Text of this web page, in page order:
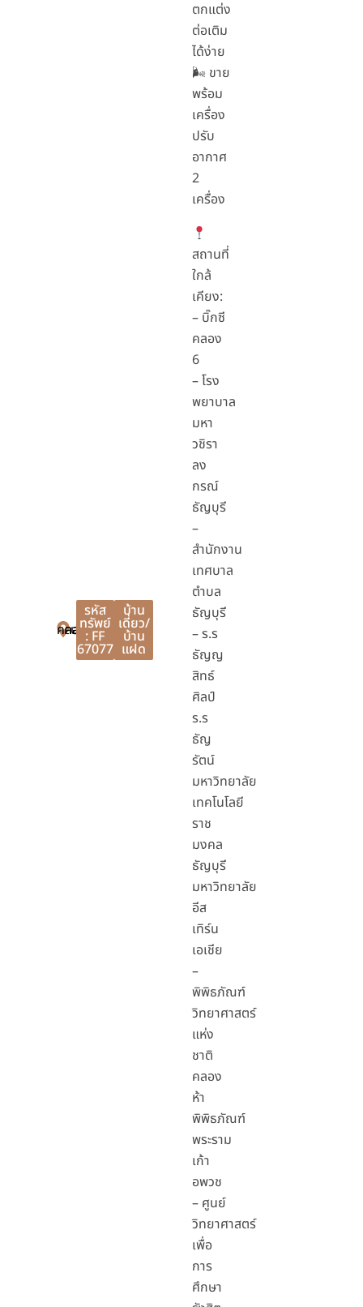
คลองหลวง
คลองหลวง
ปทุมธานี
รหัส
ทรัพย์
: FF
67077
บ้าน
เดี่ยว/
บ้าน
แฝด
ตกแต่ง
ต่อเติม
ได้ง่าย
🌬 ขาย
พร้อม
เครื่อง
ปรับ
อากาศ
2
เครื่อง
สถานที่
ใกล้
เคียง:
– บิ๊กซี
คลอง
6
– โรง
พยาบาล
มหา
วชิรา
ลง
กรณ์
ธัญบุรี
–
สำนักงาน
เทศบาล
ตำบล
ธัญบุรี
– ร.ร
ธัญญ
สิทธ์
ศิลป์
ร.ร
ธัญ
รัตน์
มหาวิทยาลัย
เทคโนโลยี
ราช
มงคล
ธัญบุรี
มหาวิทยาลัย
อีส
เทิร์น
เอเชีย
–
พิพิธภัณฑ์
วิทยาศาสตร์
แห่ง
ชาติ
คลอง
ห้า
พิพิธภัณฑ์
พระราม
เก้า
อพวช
– ศูนย์
วิทยาศาสตร์
เพื่อ
การ
ศึกษา